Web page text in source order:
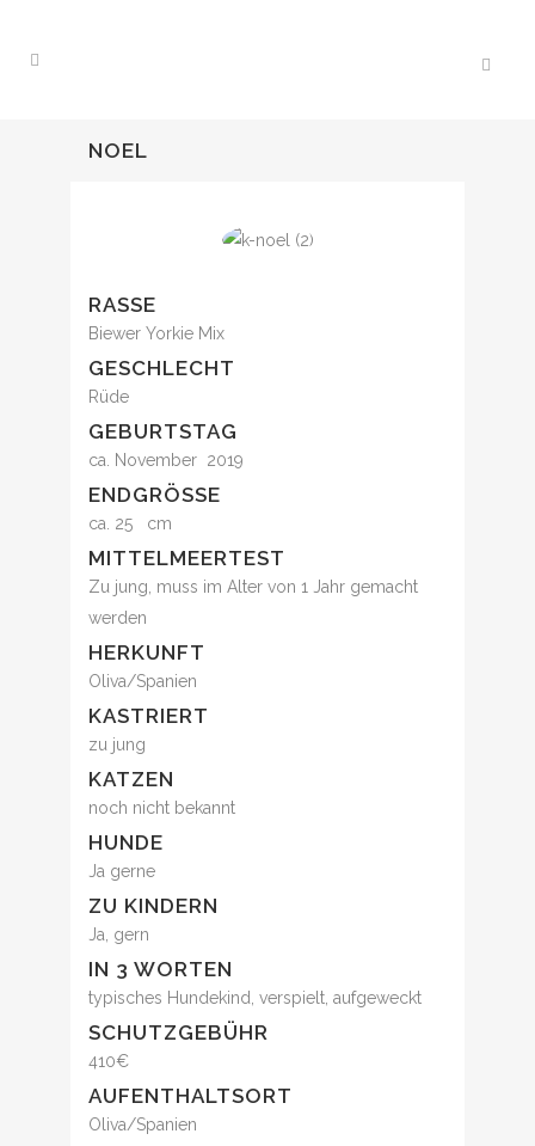
NOEL
RASSE
Biewer Yorkie Mix
GESCHLECHT
Rüde
GEBURTSTAG
ca. November 2019
ENDGRÖSSE
ca. 25 cm
MITTELMEERTEST
Zu jung, muss im Alter von 1 Jahr gemacht
werden
HERKUNFT
Oliva/Spanien
KASTRIERT
zu jung
KATZEN
noch nicht bekannt
HUNDE
Ja gerne
ZU KINDERN
Ja, gern
IN 3 WORTEN
typisches Hundekind, verspielt, aufgeweckt
SCHUTZGEBÜHR
410€
AUFENTHALTSORT
Oliva/Spanien